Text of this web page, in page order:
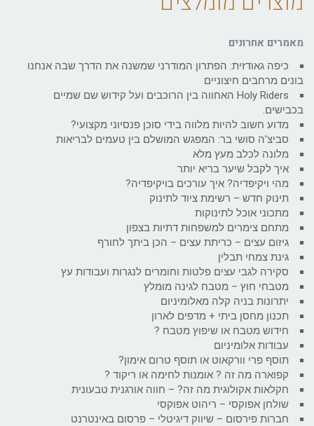
מאמרים אחרונים
כיפה גאודזית: הפתרון המודרני שמשנה את הדרך שבה אנחנו
בונים מרחבים חיצוניים
Holy Riders האחווה בין הרוכבים ועל קידוש שם שמיים
בכבישים.
מדוע חשוב להיות מלווה בידי סוכן פנסיוני מקצועי?
סביצ'ה סושי בר: המפגש המושלם בין טעמים לבריאות
מלונה לכלב מעץ מלא
איך לקבל שיער בריא יותר
מהי ויקיפדיה? איך עורכים בויקיפדיה?
תינוק חדש – רשימת ציוד לתינוק
מתכוני אוכל לתינוקות
מתחם צימרים למשפחות דתיות בצפון
גיזום עצים – כריתת עצים – הכן ביתך לחורף
גינת צמחי תבלין
סקירה לגבי עצים פלטות וחומרים לנגרות ועבודות עץ
מטבחי חוץ – מטבח לגינה מומלץ
יתרונות בניה קלה מאלומיניום
תכנון מחסן ביתי + מדפים לארון
חידוש מטבח או שיפוץ מטבח ?
עבודות אלומיניום
תוסף פרי וורקאוט או תוסף טרום אימון?
קפוארה מה זה ? אומנות לחימה או ריקוד ?
חקלאות אקולוגית מה זה? – חווה אורגנית טבעונית
שולחן אפוקסי – ריהוט אפוקסי
חברות פירסום – שיווק דיגיטלי – פרסום באינטרנט